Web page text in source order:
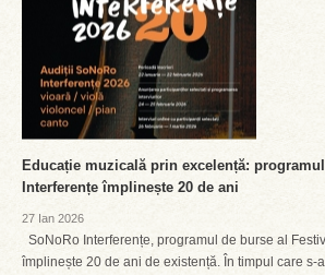
Educație muzicală prin excelență:
Interferențe împlinește 20 de ani
27 Ian 2026
SoNoRo Interferențe, programul de burse al
împlinește 20 de ani de existență. În timpul care s-